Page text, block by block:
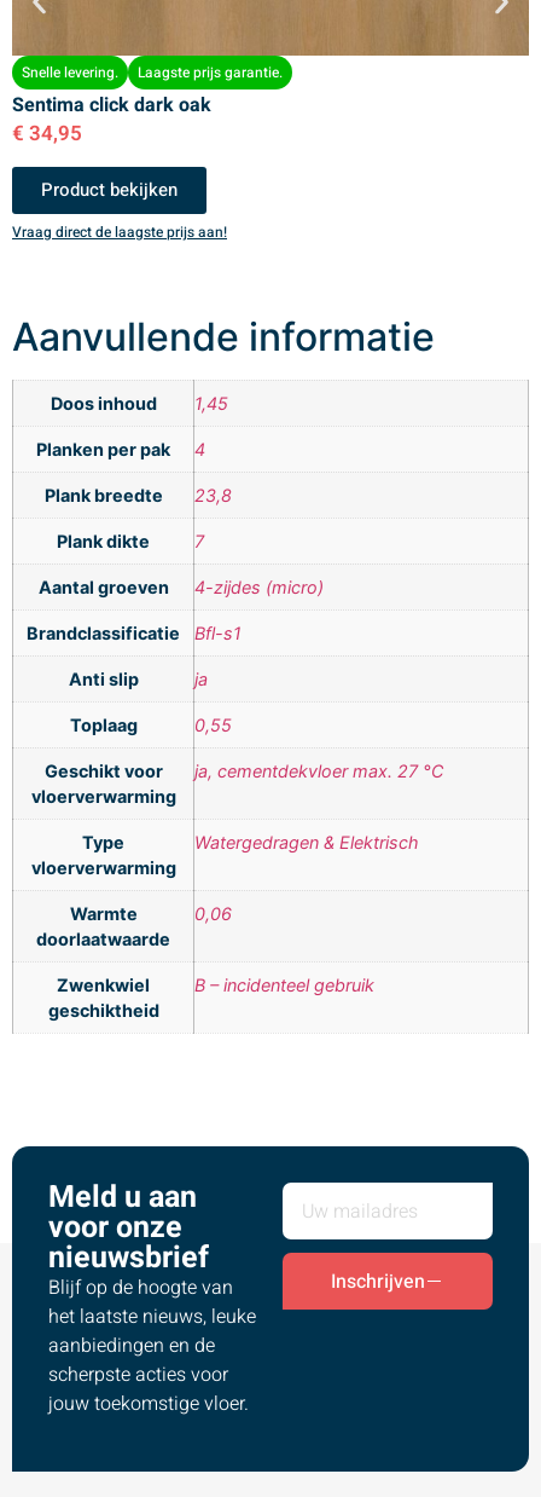
Snelle levering. Laagste prijs garantie.
Sentima click dark oak
€ 34,95
Product bekijken
Vraag direct de laagste prijs aan!
Aanvullende informatie
Doos inhoud 1,45
Planken per pak 4
Plank breedte 23,8
Plank dikte 7
Aantal groeven 4-zijdes (micro)
Brandclassificatie Bfl-s1
Anti slip ja
Toplaag 0,55
Geschikt voor
vloerverwarming
ja, cementdekvloer max. 27 °C
Type
vloerverwarming
Watergedragen & Elektrisch
Warmte
doorlaatwaarde
0,06
Zwenkwiel
geschiktheid
B – incidenteel gebruik
Meld u aan
voor onze
nieuwsbrief
Blijf op de hoogte van
het laatste nieuws, leuke
aanbiedingen en de
scherpste acties voor
jouw toekomstige vloer.
Inschrijven